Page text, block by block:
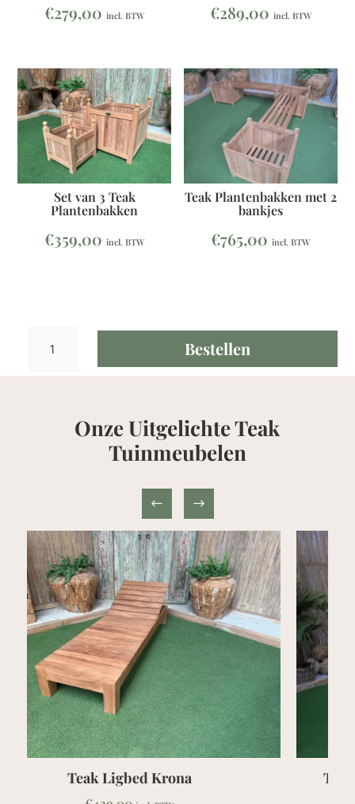
€279,00 incl. BTW €289,00 incl. BTW
Set van 3 Teak
Plantenbakken
€359,00 incl. BTW
Teak Plantenbakken met 2
bankjes
€765,00 incl. BTW
Fruitschaal
Bestellen
Onze Uitgelichte Teak
Tuinmeubelen
Teak Tuinset Tafel RH 150/200x90 + 6